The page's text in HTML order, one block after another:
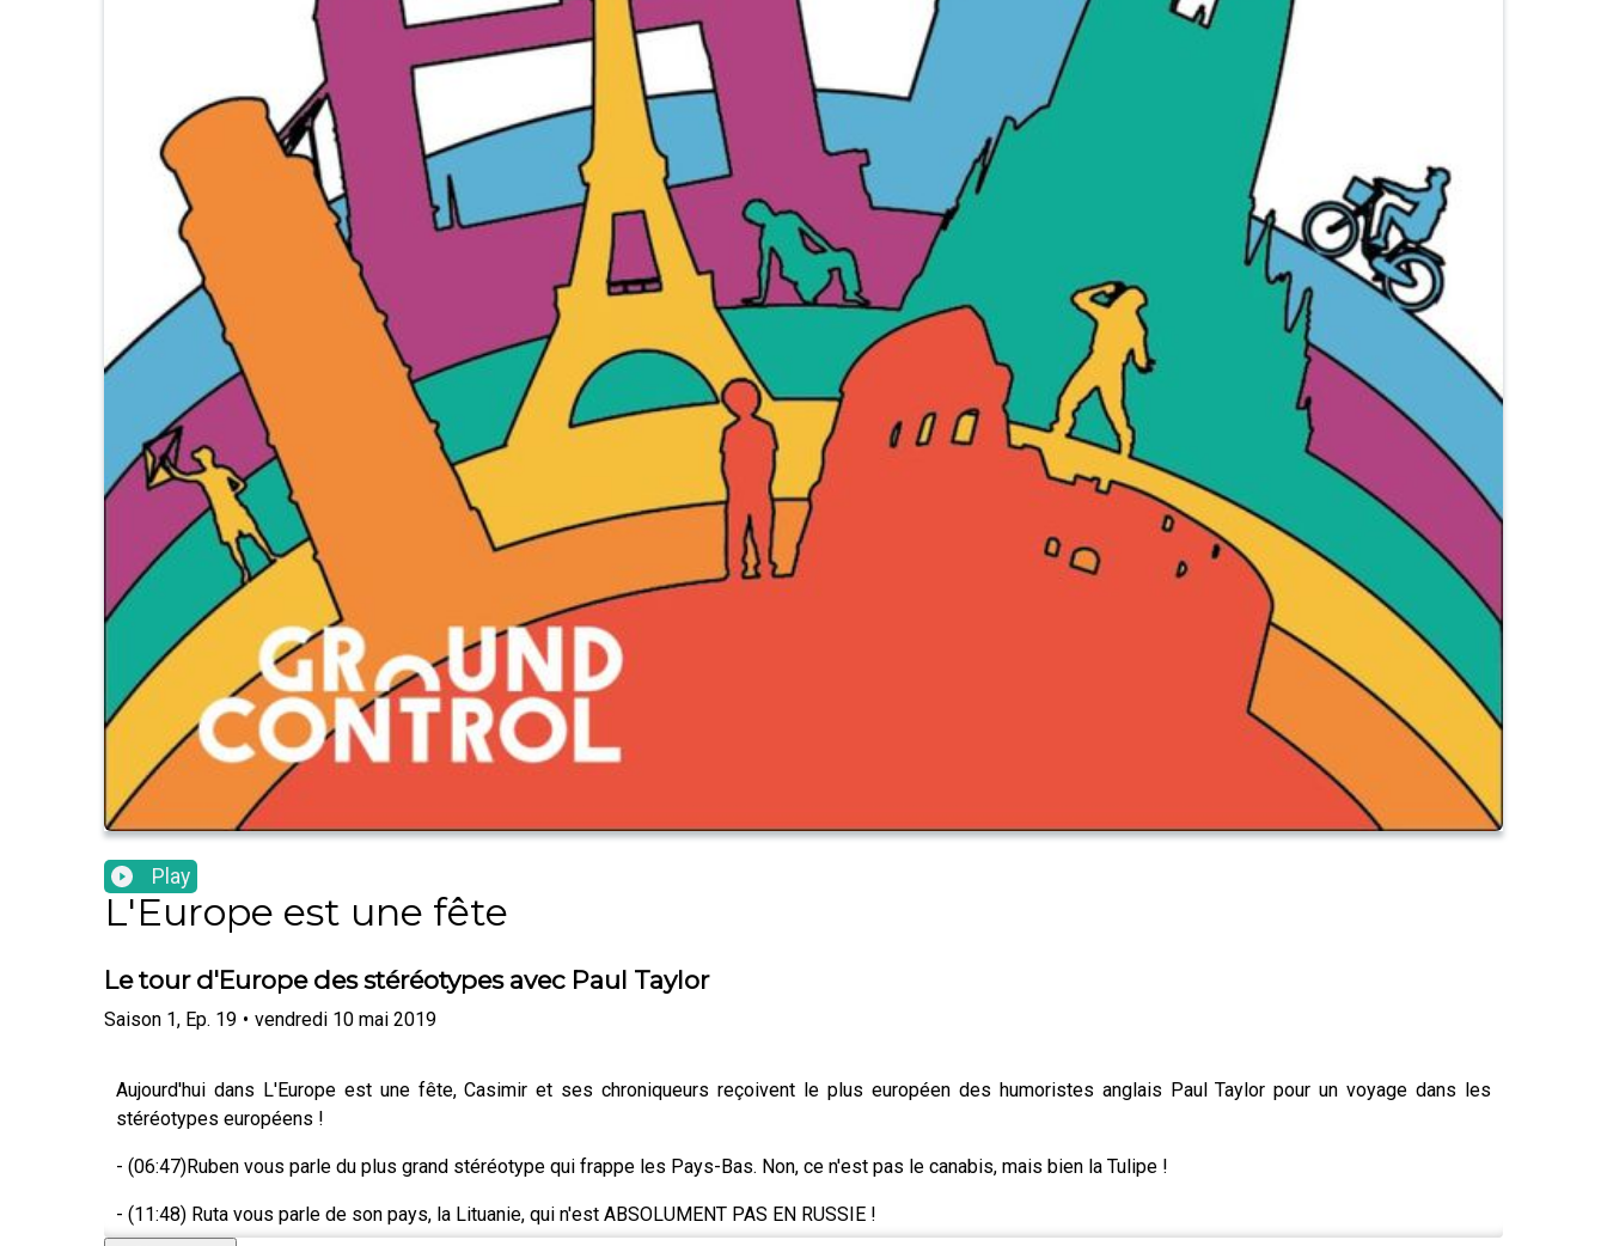
Play
L'Europe est une fête
Le tour d'Europe des stéréotypes avec Paul Taylor
Saison 1, Ep. 19 • vendredi 10 mai 2019
Aujourd'hui dans L'Europe est une fête, Casimir et ses chroniqueurs reçoivent le plus européen des humoristes anglais Paul Taylor pour un voyage dans les
stéréotypes européens !
- (06:47)Ruben vous parle du plus grand stéréotype qui frappe les Pays-Bas. Non, ce n'est pas le canabis, mais bien la Tulipe !
- (11:48) Ruta vous parle de son pays, la Lituanie, qui n'est ABSOLUMENT PAS EN RUSSIE !